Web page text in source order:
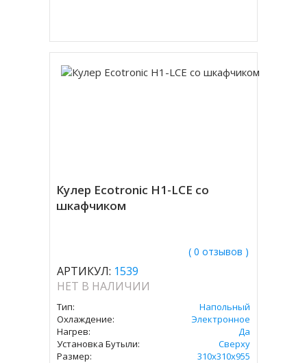
Кулер Ecotronic H1-LCE со
шкафчиком
( 0 отзывов )
АРТИКУЛ: 1539
НЕТ В НАЛИЧИИ
Тип:
Напольный
Охлаждение:
Электронное
Нагрев:
Да
Установка Бутыли:
Сверху
Размер:
310x310х955